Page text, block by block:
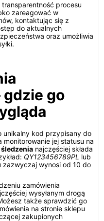
transparentność procesu
zareagować w
kontaktując się z
do aktualnych
oraz umożliwia
gdzie go
unikalny kod przypisany do
monitorowanie jej statusu na
najczęściej składa
QY123456789PL lub
zazwyczaj wynosi od 10 do
zamówienia
wysyłanym drogą
także sprawdzić go
na stronie sklepu
zakupionych